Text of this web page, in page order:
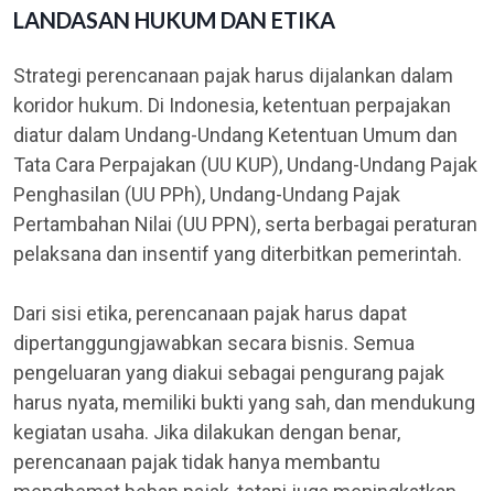
LANDASAN HUKUM DAN ETIKA
Strategi perencanaan pajak harus dijalankan dalam
koridor hukum. Di Indonesia, ketentuan perpajakan
diatur dalam Undang-Undang Ketentuan Umum dan
Tata Cara Perpajakan (UU KUP), Undang-Undang Pajak
Penghasilan (UU PPh), Undang-Undang Pajak
Pertambahan Nilai (UU PPN), serta berbagai peraturan
pelaksana dan insentif yang diterbitkan pemerintah.
Dari sisi etika, perencanaan pajak harus dapat
dipertanggungjawabkan secara bisnis. Semua
pengeluaran yang diakui sebagai pengurang pajak
harus nyata, memiliki bukti yang sah, dan mendukung
kegiatan usaha. Jika dilakukan dengan benar,
perencanaan pajak tidak hanya membantu